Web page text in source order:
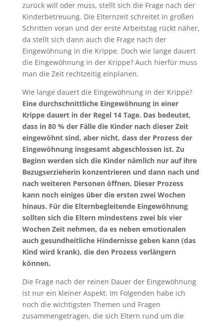
zurück will oder muss, stellt sich die Frage nach der
Kinderbetreuung. Die Elternzeit schreitet in großen
Schritten voran und der erste Arbeitstag rückt näher,
da stellt sich dann auch die Frage nach der
Eingewöhnung in die Krippe. Doch wie lange dauert
die Eingewöhnung in der Krippe? Auch hierfür muss
man die Zeit rechtzeitig einplanen.
Wie lange dauert die Eingewöhnung in der Krippe?
Eine durchschnittliche Eingewöhnung in einer
Krippe dauert in der Regel 14 Tage. Das bedeutet,
dass in 80 % der Fälle die Kinder nach dieser Zeit
eingewöhnt sind, aber nicht, dass der Prozess der
Eingewöhnung insgesamt abgeschlossen ist. Zu
Beginn werden sich die Kinder nämlich nur auf ihre
Bezugserzieherin konzentrieren und dann nach und
nach weiteren Personen öffnen. Dieser Prozess
kann noch einiges über die ersten zwei Wochen
hinaus. Für die Elternbegleitende Eingewöhnung
sollten sich die Eltern mindestens zwei bis vier
Wochen Zeit nehmen, da es neben emotionalen
auch gesundheitliche Hindernisse geben kann (das
Kind wird krank), die den Prozess verlängern
können.
Die Frage nach der reinen Dauer der Eingewöhnung
ist nur ein kleiner Aspekt. Im Folgenden habe ich
noch die wichtigsten Themen und Fragen
zusammengetragen, die sich Eltern rund um die